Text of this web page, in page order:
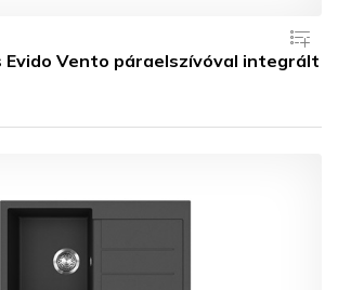
Vento páraelszívóval integrált